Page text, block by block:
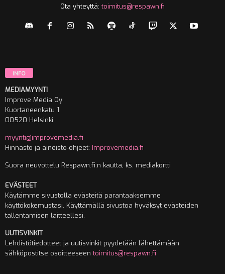
Ota yhteyttä:toimitus@respawn.fi
INFO
MEDIAMYYNTI
Improve Media Oy
Kuortaneenkatu 1
00520 Helsinki
myynti@improvemedia.fi
Hinnasto ja aineisto-ohjeet: Improvemedia.fi
Suora neuvottelu Respawn.fi:n kautta, ks. mediakortti
EVÄSTEET
Käytämme sivustolla evästeitä parantaaksemme
käyttökokemustasi. Käyttämällä sivustoa hyväksyt evästeiden
tallentamisen laitteellesi.
UUTISVINKIT
Lehdistötiedotteet ja uutisvinkit pyydetään lähettämään
sähköpostitse osoitteeseentoimitus@respawn.fi